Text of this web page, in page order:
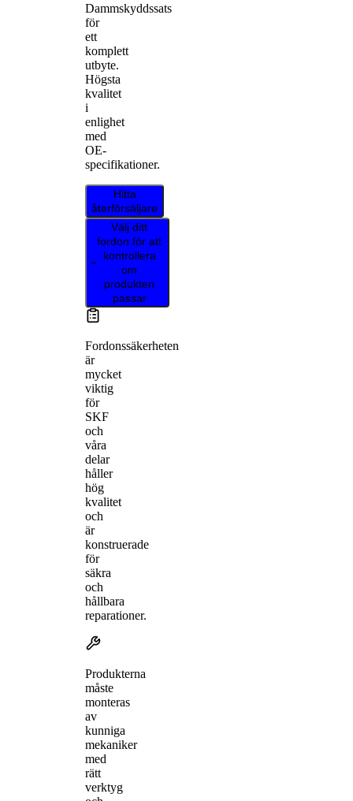
Dammskyddssats
för
ett
komplett
utbyte.
Högsta
kvalitet
i
enlighet
med
OE-
specifikationer.
Hitta
återförsäljare
Välj ditt
fordon för att
kontrollera
om
produkten
passar
Fordonssäkerheten
är
mycket
viktig
för
SKF
och
våra
delar
håller
hög
kvalitet
och
är
konstruerade
för
säkra
och
hållbara
reparationer.
Produkterna
måste
monteras
av
kunniga
mekaniker
med
rätt
verktyg